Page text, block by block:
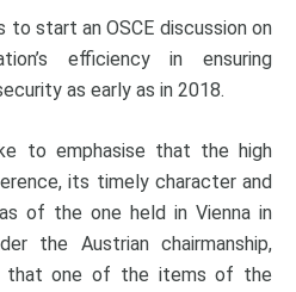
to start an OSCE discussion on
efficiency in ensuring
as early as in 2018.
to emphasise that the high
its timely character and
of the one held in Vienna in
the Austrian chairmanship,
that one of the items of the